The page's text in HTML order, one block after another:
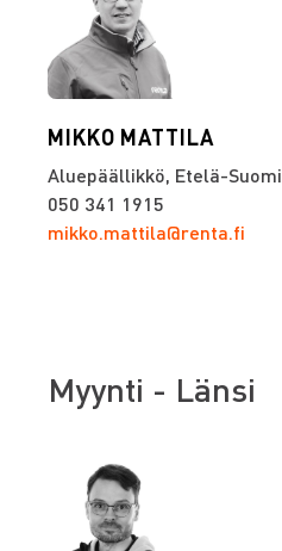
MIKKO MATTILA
Aluepäällikkö, Etelä-Suomi
‭050 341 1915
mikko.mattila@renta.fi
Myynti - Länsi